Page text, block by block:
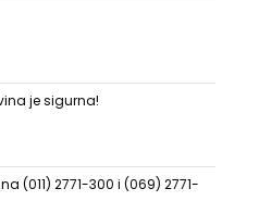
je sigurna!
(011) 2771-300 i (069) 2771-